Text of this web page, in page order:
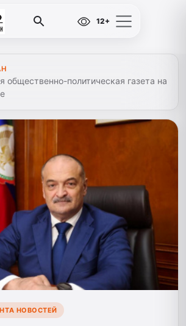
12+
общественно-политическая газета на
НОВОСТЕЙ